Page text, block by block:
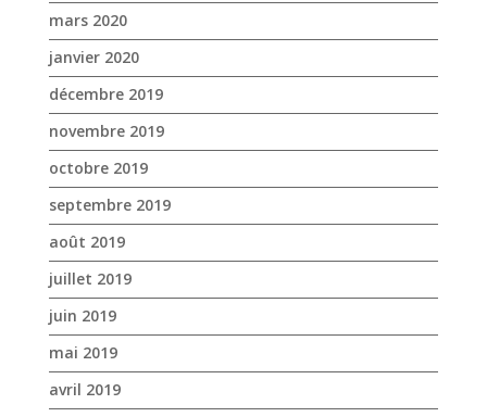
septembre 2019
août 2019
juillet 2019
juin 2019
mai 2019
avril 2019
mars 2019
février 2019
janvier 2019
décembre 2018
novembre 2018